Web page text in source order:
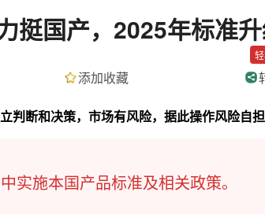
挺国产，2025年标准
添加收藏
断和决策，市场有风险，据此操作风险自担
实施本国产品标准及相关政策。